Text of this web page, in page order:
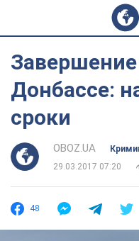
Донбассе:
сроки
OBOZ.UA
29.03.2017 07:20
48